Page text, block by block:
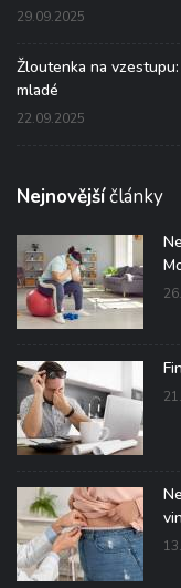
29.09.2025
Žloutenka na
mladé
22.09.2025
Nejnovějšíčlánky